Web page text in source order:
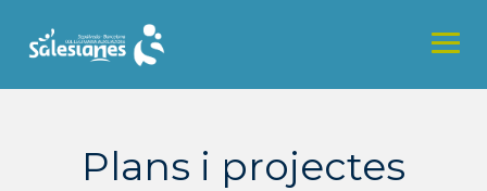
content
Plans i projectes